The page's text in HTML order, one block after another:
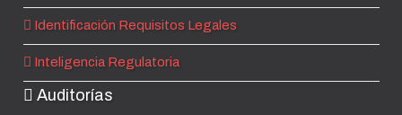
Identificación Requisitos Legales
Inteligencia Regulatoria
Auditorías